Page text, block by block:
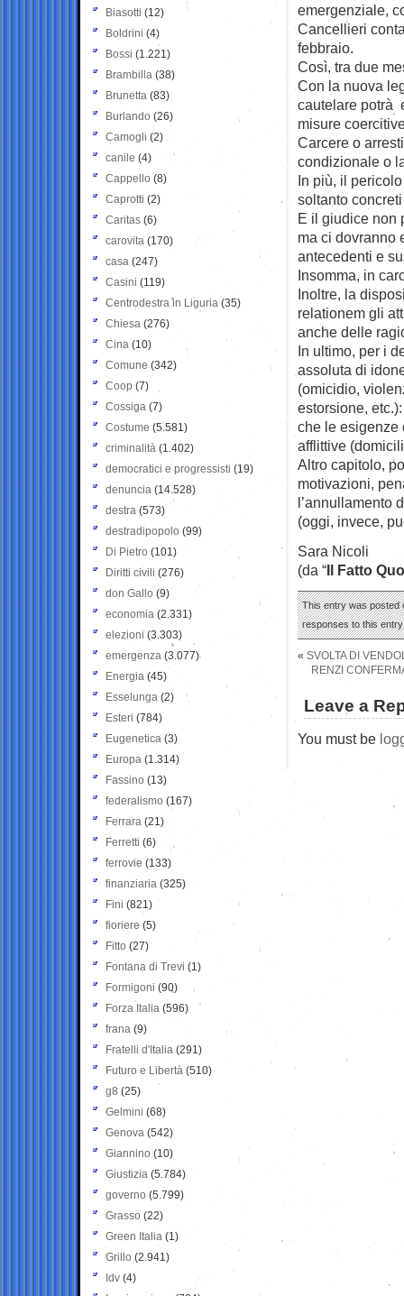
emergenziale,
Cancellieri
febbraio.
Così, tra due
Con la nuova
cautelare potrà
misure
Carcere o
condizionale o
In più, il
soltanto
E il giudice non
ma ci dovranno
antecedenti e
Insomma, in
Inoltre, la
relationem gli
anche delle
In ultimo, per i
assoluta di
(omicidio,
estorsione,
che le esigenze
afflittive
Altro capitolo,
motivazioni,
l’annullamento
(oggi, invece,
Sara Nicoli
(da “Il Fatto
This entry was posted
responses to this
« SVOLTA DI
RENZI
Leave a
You must be
Biasotti (12)
Boldrini (4)
Bossi (1.221)
Brambilla (38)
Brunetta (83)
Burlando (26)
Camogli (2)
canile (4)
Cappello (8)
Caprotti (2)
Caritas (6)
carovita (170)
casa (247)
Casini (119)
Centrodestra in Liguria (35)
Chiesa (276)
Cina (10)
Comune (342)
Coop (7)
Cossiga (7)
Costume (5.581)
criminalità (1.402)
democratici e progressisti (19)
denuncia (14.528)
destra (573)
destradipopolo (99)
Di Pietro (101)
Diritti civili (276)
don Gallo (9)
economia (2.331)
elezioni (3.303)
emergenza (3.077)
Energia (45)
Esselunga (2)
Esteri (784)
Eugenetica (3)
Europa (1.314)
Fassino (13)
federalismo (167)
Ferrara (21)
Ferretti (6)
ferrovie (133)
finanziaria (325)
Fini (821)
fioriere (5)
Fitto (27)
Fontana di Trevi (1)
Formigoni (90)
Forza Italia (596)
frana (9)
Fratelli d'Italia (291)
Futuro e Libertà (510)
g8 (25)
Gelmini (68)
Genova (542)
Giannino (10)
Giustizia (5.784)
governo (5.799)
Grasso (22)
Green Italia (1)
Grillo (2.941)
Idv (4)